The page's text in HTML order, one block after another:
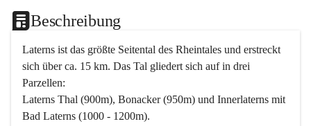
Beschreibung
Laterns ist das größte Seitental des Rheintales und erstreckt
sich über ca. 15 km. Das Tal gliedert sich auf in drei
Parzellen:
Laterns Thal (900m), Bonacker (950m) und Innerlaterns mit
Bad Laterns (1000 - 1200m).